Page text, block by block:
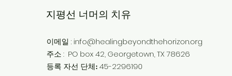
지평선 너머의 치유
이메일 : info@healingbeyondthehorizon.org
주소 : PO box 42, Georgetown, TX 78626
등록 자선 단체: 45-2296190